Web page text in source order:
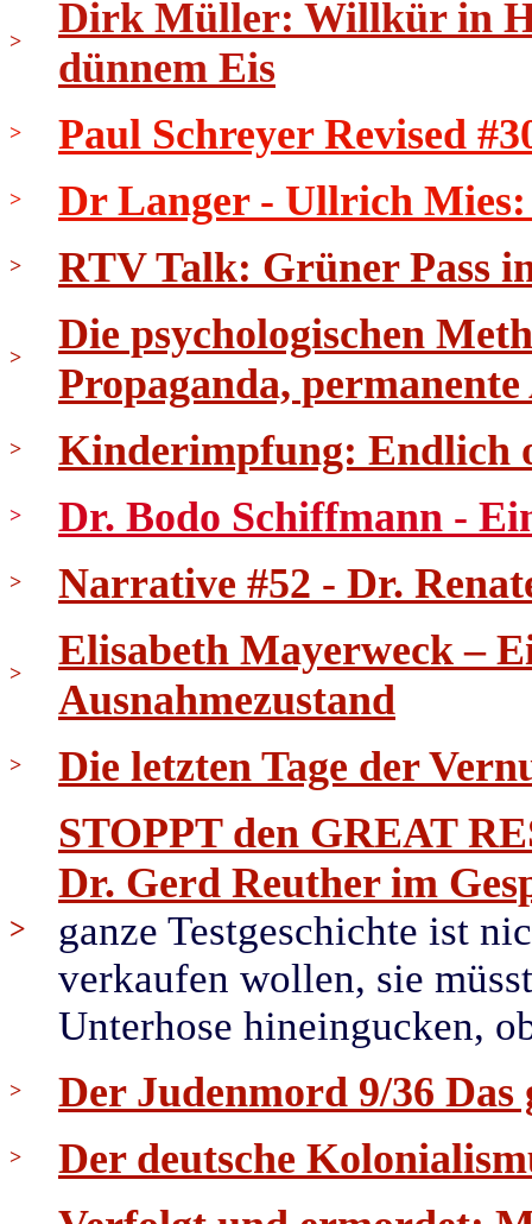
>
Dirk Müller: Willkür in
dünnem Eis
> Paul Schreyer Revised
> Dr Langer - Ullrich
> RTV Talk: Grüner Pass
>
Die psychologischen
Propaganda,
> Kinderimpfung: Endlich
> Dr. Bodo Schiffmann -
> Narrative #52 - Dr.
>
Elisabeth Mayerweck –
Ausnahmezustand
> Die letzten Tage der
>
STOPPT den GREAT
Dr. Gerd Reuther im
ganze Testgeschichte ist
verkaufen wollen, sie
Unterhose hineingucken,
> Der Judenmord 9/36
>
Der deutsche